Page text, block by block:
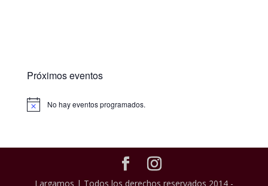
Próximos eventos
No hay eventos programados.
Largamos | Todos los derechos reservados 2014 -